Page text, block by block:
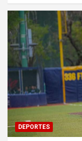
DEPORTES